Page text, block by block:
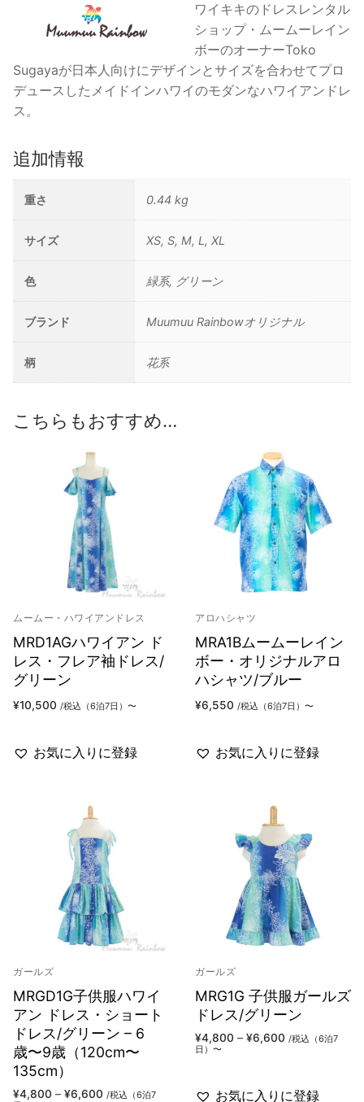
リ
ー
ン
ワイキキのドレスレンタル
ショップ・ムームーレイン
ボーのオーナーToko
Sugayaが日本人向けにデザインとサイズを合わせてプロ
デュースしたメイドインハワイのモダンなハワイアンドレ
ス。
追加情報
重さ 0.44 kg
サイズ XS, S, M, L, XL
色 緑系, グリーン
ブランド Muumuu Rainbowオリジナル
柄 花系
こちらもおすすめ…
ムームー・ハワイアンドレス
MRD1AGハワイアン ド
レス・フレア袖ドレス/
グリーン
¥10,500 /税込（6泊7日）〜
お気に入りに登録
アロハシャツ
MRA1Bムームーレイン
ボー・オリジナルアロ
ハシャツ/ブルー
¥6,550 /税込（6泊7日）〜
お気に入りに登録
ガールズ
MRGD1G子供服ハワイ
アン ドレス・ショート
ドレス/グリーン – 6
歳〜9歳（120cm〜
135cm）
¥4,800 – ¥6,600 価
/税込（6泊7
ガールズ
MRG1G 子供服ガールズ
ドレス/グリーン
¥4,800 – ¥6,600 価
格
¥6,600
/税込（6泊7
日）〜
お気に入りに登録